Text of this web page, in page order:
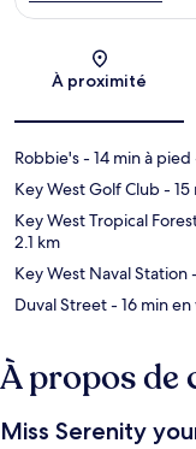
À proximité
Robbie's- 14 min à pied
Key West Golf Club- 15
Key West Tropical
2.1 km
Key West Naval Station
Duval Street- 16 min
À propos de
Miss Serenity